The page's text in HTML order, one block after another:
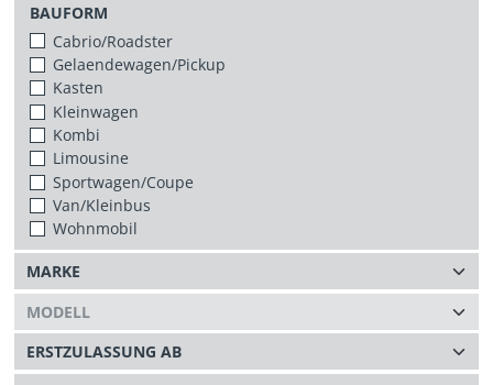
BAUFORM
Cabrio/Roadster
Gelaendewagen/Pickup
Kasten
Kleinwagen
Kombi
Limousine
Sportwagen/Coupe
Van/Kleinbus
Wohnmobil